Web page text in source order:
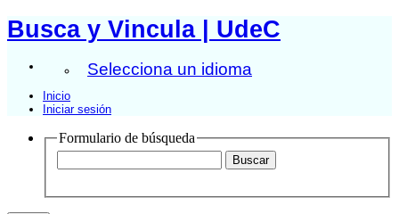
Busca y Vincula | UdeC
Selecciona un idioma
Inicio
Iniciar sesión
Formulario de búsqueda